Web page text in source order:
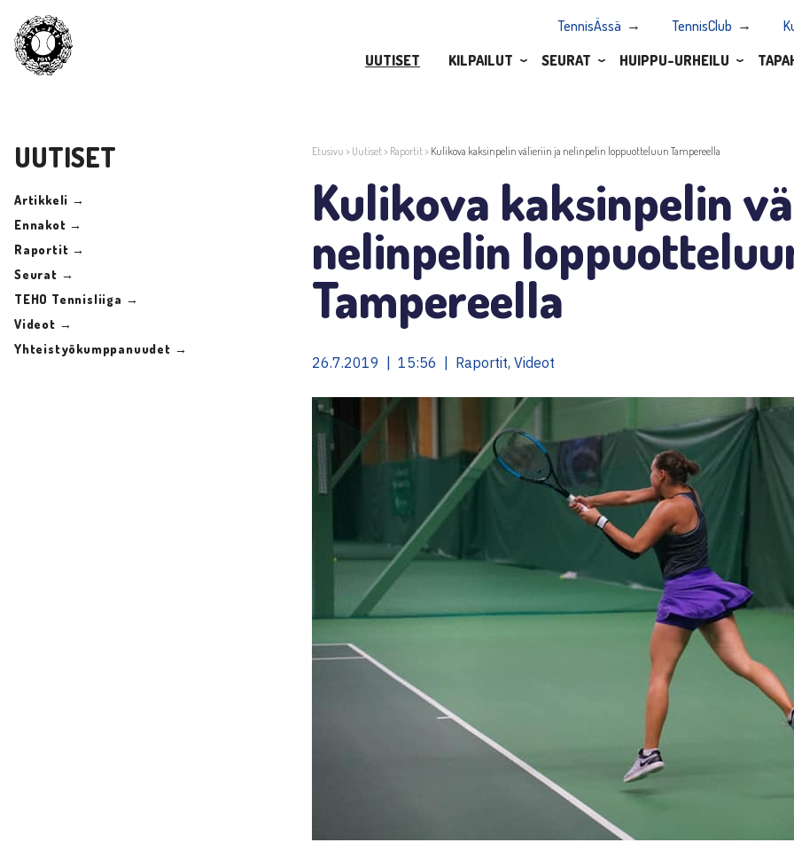
TennisÄssä TennisClub
UUTISET
KILPAILUT SEURAT HUIPPU-URHEILU
UUTISET
Artikkeli →
Ennakot →
Raportit →
Seurat →
TEHO Tennisliiga →
Videot →
Yhteistyökumppanuudet →
Etusivu > Uutiset> Raportit> Kulikova kaksinpelin välieriin ja nelinpelin loppuotteluun Tampereella
Kulikova kaksinpelin
nelinpelin
Tampereella
26.7.2019 | 15:56 | Raportit, Videot